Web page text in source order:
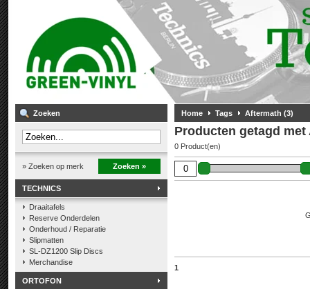
Zoeken
» Zoeken op merk Zoeken »
TECHNICS
Draaitafels
Reserve Onderdelen
Onderhoud / Reparatie
Slipmatten
SL-DZ1200 Slip Discs
Merchandise
ORTOFON
Home Tags Aftermath (3)
Producten getagd met
0 Product(en)
1